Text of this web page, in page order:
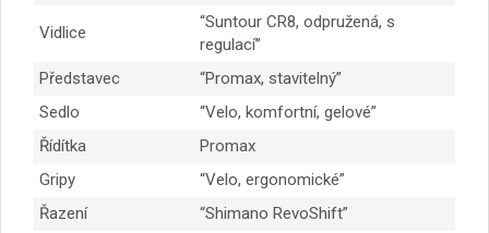
Vidlice
“Suntour CR8, odpružená, s
regulací”
Představec
“Promax, stavitelný”
Sedlo
“Velo, komfortní, gelové”
Řídítka
Promax
Gripy
“Velo, ergonomické”
Řazení
“Shimano RevoShift”